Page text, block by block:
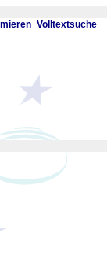
Volltextsuche